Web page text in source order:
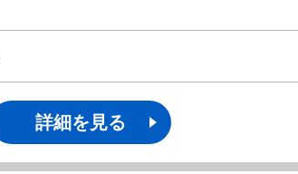
詳細を見る